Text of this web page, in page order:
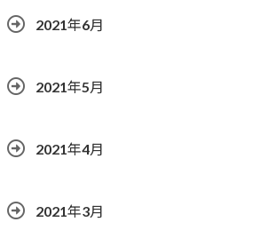
2021年6月
2021年5月
2021年4月
2021年3月